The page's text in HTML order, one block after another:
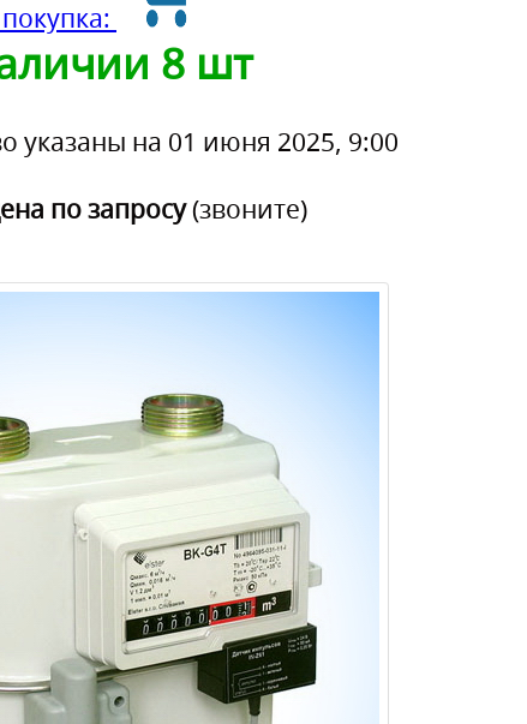
8 шт
указаны на 01 июня 2025, 9:00
по запросу(звоните)